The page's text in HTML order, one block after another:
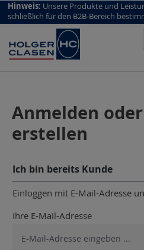
top scroll helper
Hinweis: Unsere Produkte und
schließlich für den B2B-Bereich
Anmelden
erstellen
Ich bin bereits Kunde
Einloggen mit E-Mail-Adresse
Ihre E-Mail-Adresse